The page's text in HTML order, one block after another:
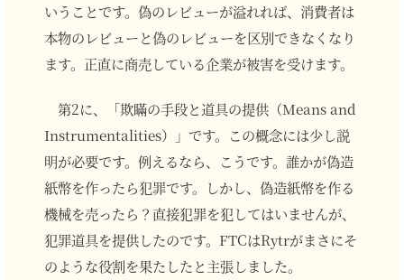
いうことです。偽のレビューが溢れれば、消費者は
本物のレビューと偽のレビューを区別できなくなり
ます。正直に商売している企業が被害を受けます。
第2に、「欺瞞の手段と道具の提供（Means and
Instrumentalities）」です。この概念には少し説
明が必要です。例えるなら、こうです。誰かが偽造
紙幣を作ったら犯罪です。しかし、偽造紙幣を作る
機械を売ったら？直接犯罪を犯してはいませんが、
犯罪道具を提供したのです。FTCはRytrがまさにそ
のような役割を果たしたと主張しました。